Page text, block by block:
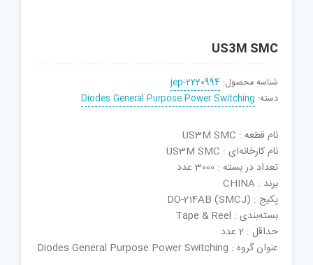
US3M SMC
شناسه محصول: jep-2220994
دسته: Diodes General Purpose Power Switching
نام قطعه : US3M SMC
نام کارخانه‌ای : US3M SMC
تعداد در بسته : 3000 عدد
برند : CHINA
پکیج : DO-214AB (SMCJ)
بسته‌بندی : Tape & Reel
حداقل : 2 عدد
عنوان گروه : Diodes General Purpose Power Switching